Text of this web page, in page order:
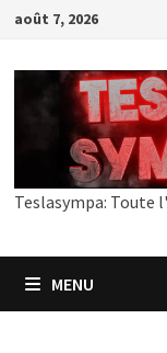
Passer
contenu
août 7, 2026
Teslasympa: Toute
MENU